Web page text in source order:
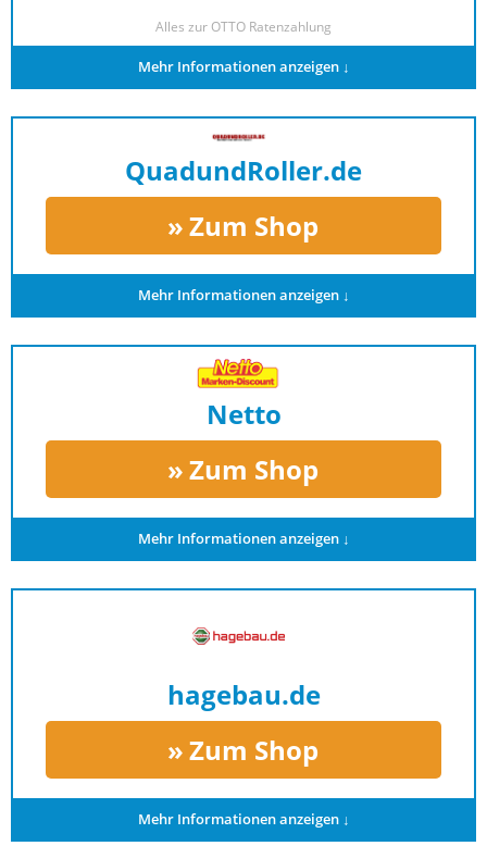
Alles zur OTTO Ratenzahlung
Mehr Informationen anzeigen ↓
QuadundRoller.de
Zum Shop
Mehr Informationen anzeigen ↓
Netto
Zum Shop
Mehr Informationen anzeigen ↓
hagebau.de
Zum Shop
Mehr Informationen anzeigen ↓